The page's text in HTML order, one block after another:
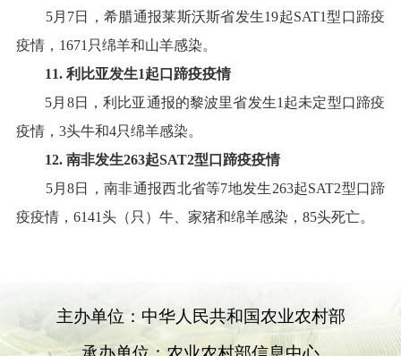
5月 7日，希腊通报莱斯沃斯省发生19起SAT1型口蹄疫
疫情， 1671 只绵羊和山羊感染。
11. 利比亚发生1起口蹄疫疫情
5月 8日，利比亚通报的黎波里省发生1 起未定型口蹄疫
疫情， 3头牛和4只绵羊感染。
12. 南非发生263起SAT2型口蹄疫疫情
5月8日，南非通报西北省等7地发生263起SAT2型口蹄
疫疫情， 6141头（只）牛、家猪和绵羊感染， 85头死亡。
主办单位：中华人民共和国农业农村部